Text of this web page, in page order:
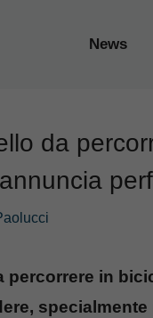
News
da
percorrere in